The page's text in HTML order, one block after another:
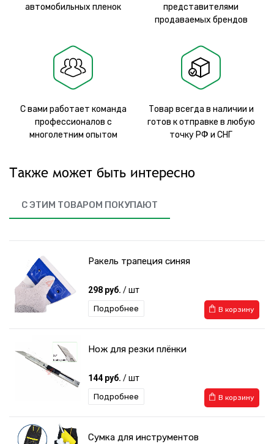
автомобильных пленок
представителями
продаваемых брендов
С вами работает команда
профессионалов с
многолетним опытом
Товар всегда в наличии и
готов к отправке в любую
точку РФ и СНГ
Также может быть интересно
С ЭТИМ ТОВАРОМ ПОКУПАЮТ
Ракель трапеция синяя
298 руб. / шт
В корзину
Подробнее
Нож для резки плёнки
144 руб. / шт
В корзину
Подробнее
Сумка для инструментов